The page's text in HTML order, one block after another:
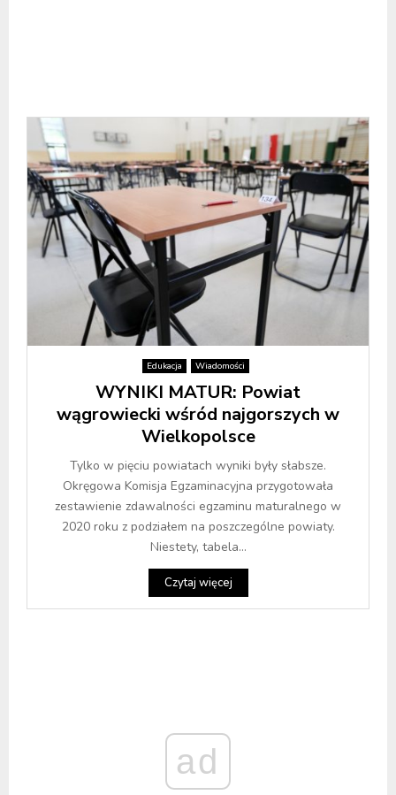
Edukacja Wiadomości
WYNIKI MATUR: Powiat
wągrowiecki wśród najgorszych w
Wielkopolsce
Tylko w pięciu powiatach wyniki były słabsze.
Okręgowa Komisja Egzaminacyjna przygotowała
zestawienie zdawalności egzaminu maturalnego w
2020 roku z podziałem na poszczególne powiaty.
Niestety, tabela...
Czytaj więcej
ad